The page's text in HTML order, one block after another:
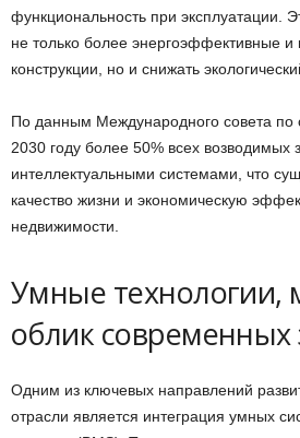
функциональность при эксплуатации.
не только более энергоэффективные
конструкции, но и снижать
По данным Международного совета по
2030 году более 50% всех возводимых
интеллектуальными системами, что
качество жизни и экономическую
недвижимости.
Умные
облик современных
Одним из ключевых направлений
отрасли является интеграция умных